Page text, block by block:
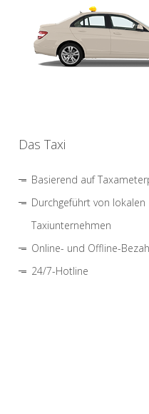
Das Taxi
Basierend auf
Durchgeführt von lokalen
Taxiunternehmen
Online- und Offline-
24/7-Hotline